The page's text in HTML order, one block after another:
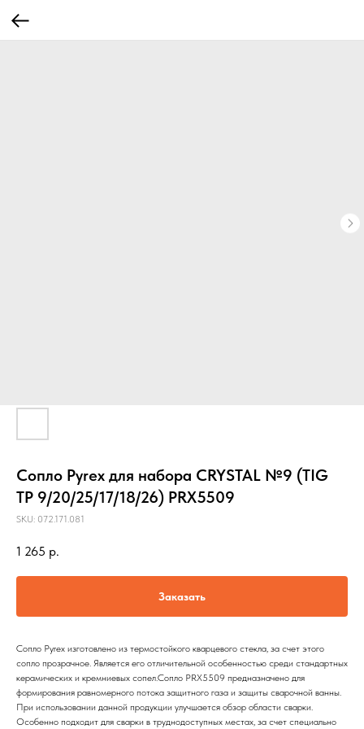
Сопло Pyrex для набора CRYSTAL №9 (TIG
TP 9/20/25/17/18/26) PRX5509
SKU: 072.171.081
1 265 р.
Заказать
Сопло Pyrex изготовлено из термостойкого кварцевого стекла, за счет этого
сопло прозрачное. Является его отличительной особенностью среди стандартных
керамических и кремниевых сопел.Сопло PRX5509 предназначено для
формирования равномерного потока защитного газа и защиты сварочной ванны.
При использовании данной продукции улучшается обзор области сварки.
Особенно подходит для сварки в труднодоступных местах, за счет специально